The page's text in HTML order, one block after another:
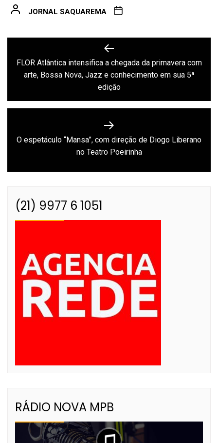
JORNAL SAQUAREMA
de
Previous
post:
FLOR Atlântica intensifica a chegada da primavera com
arte, Bossa Nova, Jazz e conhecimento em sua 5ª
edição
Next
post:
O espetáculo “Mansa”, com direção de Diogo Liberano
no Teatro Poeirinha
(21) 9977 6 1051
RÁDIO NOVA MPB